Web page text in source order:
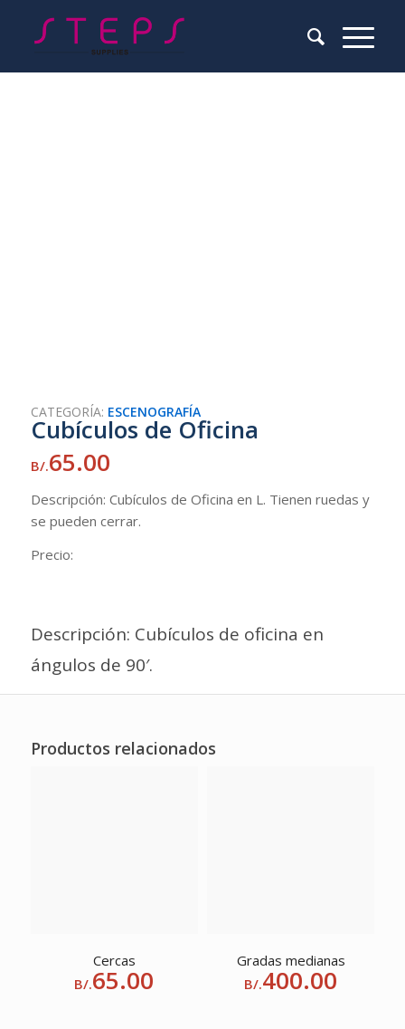
CATEGORÍA: ESCENOGRAFÍA
Cubículos de Oficina
B/.65.00
Descripción: Cubículos de Oficina en L. Tienen ruedas y
se pueden cerrar.
Precio:
Descripción: Cubículos de oficina en
ángulos de 90′.
Productos relacionados
Cercas
B/.65.00
Gradas medianas
B/.400.00